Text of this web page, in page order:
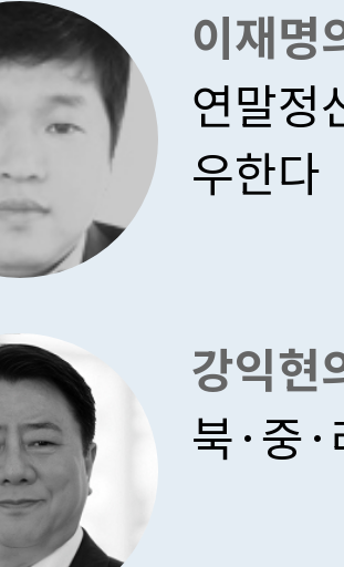
이재명
연말정
우한다
강익현
북·중